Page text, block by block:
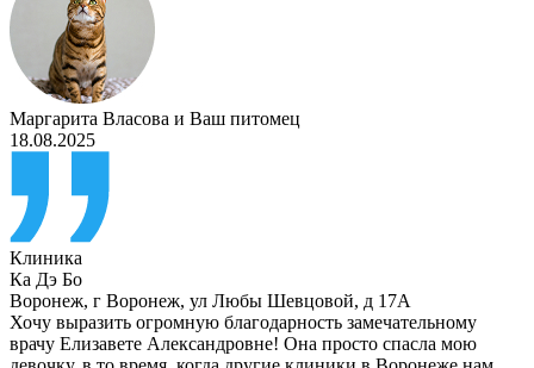
Маргарита Власова и Ваш питомец
18.08.2025
Клиника
Ка Дэ Бо
Воронеж, г Воронеж, ул Любы Шевцовой, д 17А
Хочу выразить огромную благодарность замечательному
врачу Елизавете Александровне! Она просто спасла мою